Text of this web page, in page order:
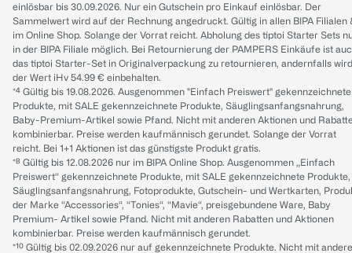
einlösbar bis 30.09.2026. Nur ein Gutschein pro Einkauf einlösbar. Der
Sammelwert wird auf der Rechnung angedruckt. Gültig in allen BIPA Filialen
im Online Shop. Solange der Vorrat reicht. Abholung des tiptoi Starter Sets
in der BIPA Filiale möglich. Bei Retournierung der PAMPERS Einkäufe ist
das tiptoi Starter-Set in Originalverpackung zu retournieren, andernfalls wird
der Wert iHv 54.99 € einbehalten.
*⁴ Gültig bis 19.08.2026. Ausgenommen "Einfach Preiswert" gekennzeichnete
Produkte, mit SALE gekennzeichnete Produkte, Säuglingsanfangsnahrung,
Baby-Premium-Artikel sowie Pfand. Nicht mit anderen Aktionen und
kombinierbar. Preise werden kaufmännisch gerundet. Solange der Vorrat
reicht. Bei 1+1 Aktionen ist das günstigste Produkt gratis.
*⁸ Gültig bis 12.08.2026 nur im BIPA Online Shop. Ausgenommen „Einfach
Preiswert“ gekennzeichnete Produkte, mit SALE gekennzeichnete Produkte,
Säuglingsanfangsnahrung, Fotoprodukte, Gutschein- und Wertkarten,
der Marke “Accessories“, “Tonies“, “Mavie“, preisgebundene Ware, Baby
Premium- Artikel sowie Pfand. Nicht mit anderen Rabatten und Aktionen
kombinierbar. Preise werden kaufmännisch gerundet.
*¹⁰ Gültig bis 02.09.2026 nur auf gekennzeichnete Produkte. Nicht mit